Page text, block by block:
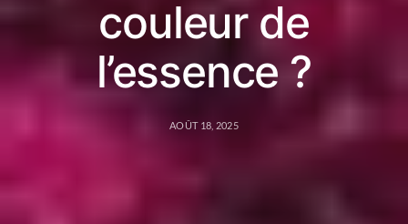
couleur de
l’essence ?
AOÛT 18, 2025